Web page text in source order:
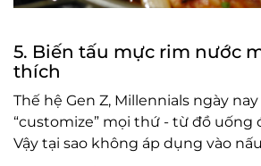
5. Biến tấu mực rim nước
thích
Thế hệ Gen Z, Millennials ngày
“customize” mọi thứ - từ đồ uống
Vậy tại sao không áp dụng vào